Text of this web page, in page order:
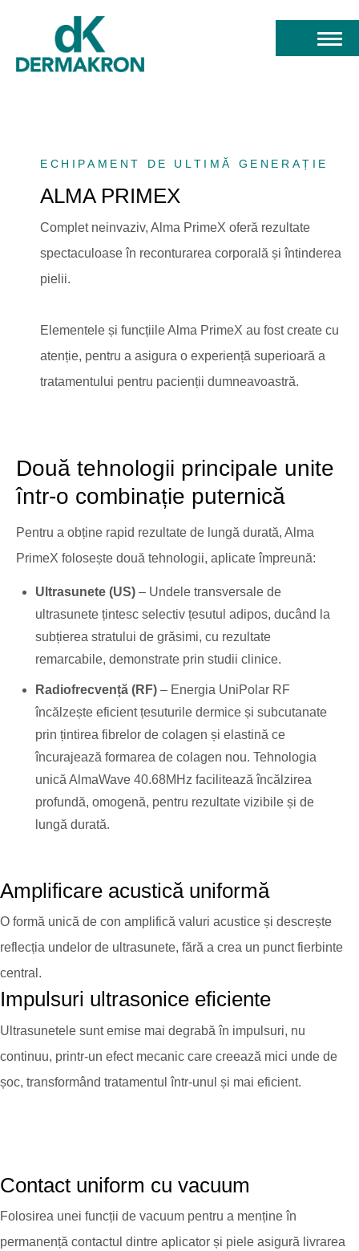
ECHIPAMENT DE ULTIMĂ GENERAȚIE
ALMA PRIMEX
Complet neinvaziv, Alma PrimeX oferă rezultate
spectaculoase în reconturarea corporală și întinderea
pielii.
Elementele și funcțiile Alma PrimeX au fost create cu
atenție, pentru a asigura o experiență superioară a
tratamentului pentru pacienții dumneavoastră.
Două tehnologii principale unite
într-o combinație puternică
Pentru a obține rapid rezultate de lungă durată, Alma
PrimeX folosește două tehnologii, aplicate împreună:
Ultrasunete (US) – Undele transversale de
ultrasunete țintesc selectiv țesutul adipos, ducând la
subțierea stratului de grăsimi, cu rezultate
remarcabile, demonstrate prin studii clinice.
Radiofrecvență (RF) – Energia UniPolar RF
încălzește eficient țesuturile dermice și subcutanate
prin țintirea fibrelor de colagen și elastină ce
încurajează formarea de colagen nou. Tehnologia
unică AlmaWave 40.68MHz facilitează încălzirea
profundă, omogenă, pentru rezultate vizibile și de
lungă durată.
Amplificare acustică uniformă
O formă unică de con amplifică valuri acustice și descrește
reflecția undelor de ultrasunete, fără a crea un punct fierbinte
central.
Impulsuri ultrasonice eficiente
Ultrasunetele sunt emise mai degrabă în impulsuri, nu
continuu, printr-un efect mecanic care creează mici unde de
șoc, transformând tratamentul într-unul și mai eficient.
Contact uniform cu vacuum
Folosirea unei funcții de vacuum pentru a menține în
permanență contactul dintre aplicator și piele asigură livrarea